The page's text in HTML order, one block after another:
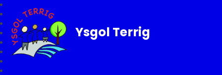
Ysgol Terrig